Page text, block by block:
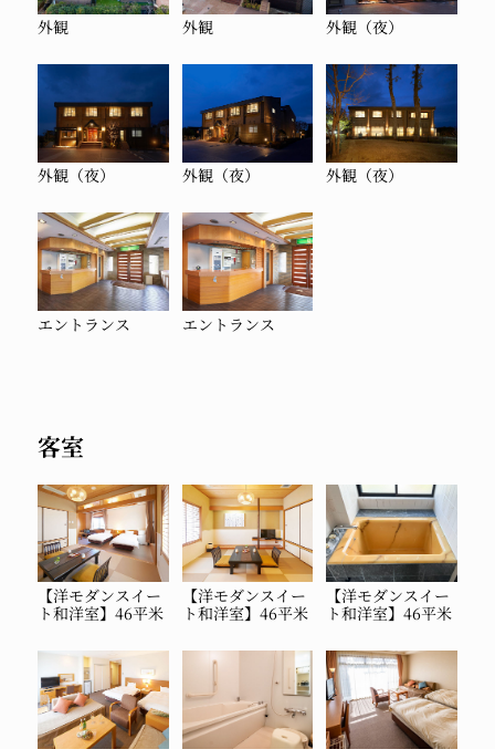
外観 外観 外観（夜）
外観（夜） 外観（夜） 外観（夜）
エントランス エントランス
客室
【洋モダンスイー
ト和洋室】46平米
【洋モダンスイー
ト和洋室】46平米
【洋モダンスイー
ト和洋室】46平米